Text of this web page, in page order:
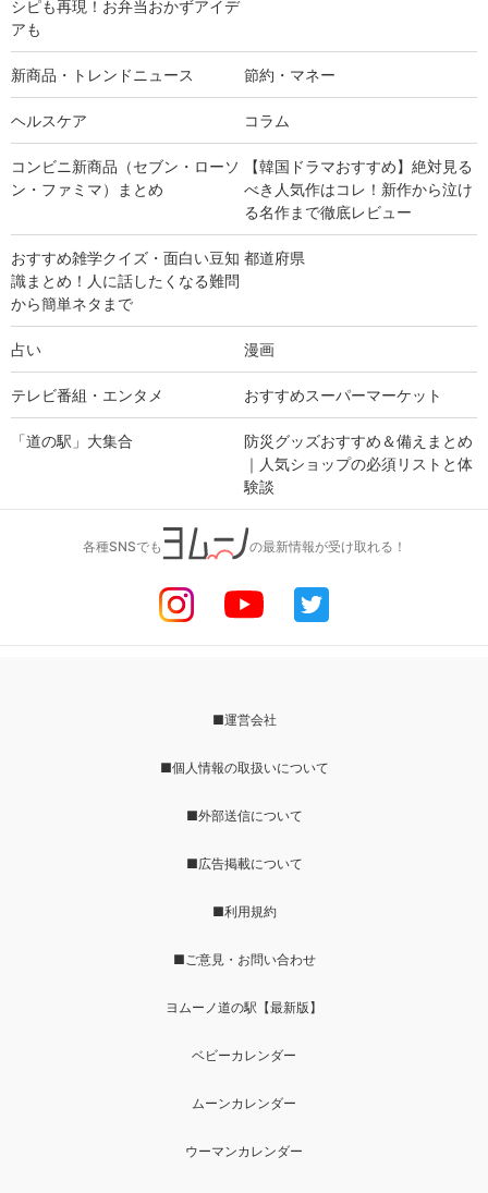
シピも再現！お弁当おかずアイデ
アも
新商品・トレンドニュース 節約・マネー
ヘルスケア コラム
コンビニ新商品（セブン・ローソ
ン・ファミマ）まとめ
【韓国ドラマおすすめ】絶対見る
べき人気作はコレ！新作から泣け
る名作まで徹底レビュー
おすすめ雑学クイズ・面白い豆知
識まとめ！人に話したくなる難問
から簡単ネタまで
都道府県
占い 漫画
テレビ番組・エンタメ おすすめスーパーマーケット
「道の駅」大集合
防災グッズおすすめ＆備えまとめ
｜人気ショップの必須リストと体
験談
各種SNSでも の最新情報が受け取れる！
■運営会社
■個人情報の取扱いについて
■外部送信について
■広告掲載について
■利用規約
■ご意見・お問い合わせ
ヨムーノ道の駅【最新版】
ベビーカレンダー
ムーンカレンダー
ウーマンカレンダー